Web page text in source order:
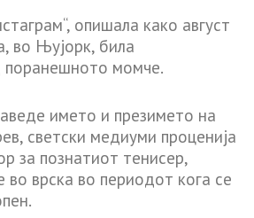
опишала како август
во Њујорк, била
поранешното момче.
името и презимето на
светски медиуми проценија
за познатиот тенисер,
во врска во периодот кога се